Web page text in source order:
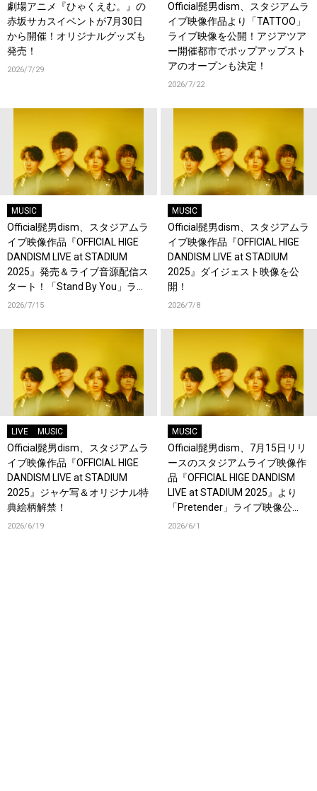
劇場アニメ『ひゃくえむ。』の
赤坂サカスイベントが7月30日
から開催！オリジナルグッズも
発売！
2026/7/29
Official髭男dism、スタジアムラ
イブ映像作品より「TATTOO」
ライブ映像を公開！アジアツア
ー開催都市でポップアップスト
アのオープンも決定！
2026/7/22
MUSIC
Official髭男dism、スタジアムラ
イブ映像作品『OFFICIAL HIGE
DANDISM LIVE at STADIUM
2025』発売＆ライブ音源配信ス
タート！「Stand By You」ライ
ブ映像を公開！
2026/7/15
MUSIC
Official髭男dism、スタジアムラ
イブ映像作品『OFFICIAL HIGE
DANDISM LIVE at STADIUM
2025』ダイジェスト映像を公
開！
2026/7/8
LIVE MUSIC
Official髭男dism、スタジアムラ
イブ映像作品『OFFICIAL HIGE
DANDISM LIVE at STADIUM
2025』ジャケ写＆オリジナル特
典絵柄解禁！
2026/6/19
MUSIC
Official髭男dism、7月15日リリ
ースのスタジアムライブ映像作
品『OFFICIAL HIGE DANDISM
LIVE at STADIUM 2025』より
「Pretender」ライブ映像公
開！
2026/6/1